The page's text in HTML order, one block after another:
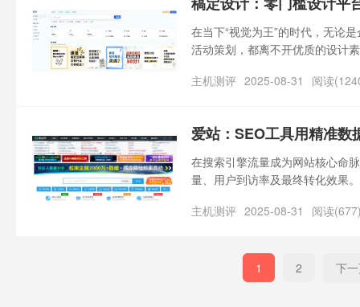
在当下“视觉为王”的时代，无论
活动策划，都离不开优质的设计
手”的困境。
主机测评 2025-08-31 阅读
爱站：SEO工具用精准数
在搜索引擎流量成为网站核心命
量、用户到访率及最终转化效果
主机测评 2025-08-31 阅读
1 2 下